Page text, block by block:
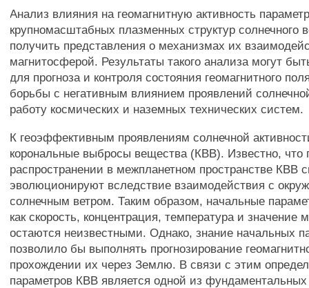
Анализ влияния на геомагнитную активность
крупномасштабных плазменных структур солнечного
получить представления о механизмах их
магнитосферой. Результаты такого анализа могут
для прогноза и контроля состояния геомагнитного
борьбы с негативным влиянием проявлений
работу космических и наземных технических систем.
К геоэффективным проявлениям солнечной
корональные выбросы вещества (КВВ). Известно, что
распространении в межпланетном пространстве КВВ
эволюционируют вследствие взаимодействия с
солнечным ветром. Таким образом, начальные
как скорость, концентрация, температура и значение
остаются неизвестными. Однако, знание начальных
позволило бы выполнять прогнозирование
прохождении их через Землю. В связи с этим
параметров КВВ является одной из